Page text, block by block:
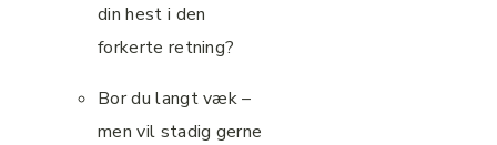
din hest i den
forkerte retning?
Bor du langt væk –
men vil stadig gerne